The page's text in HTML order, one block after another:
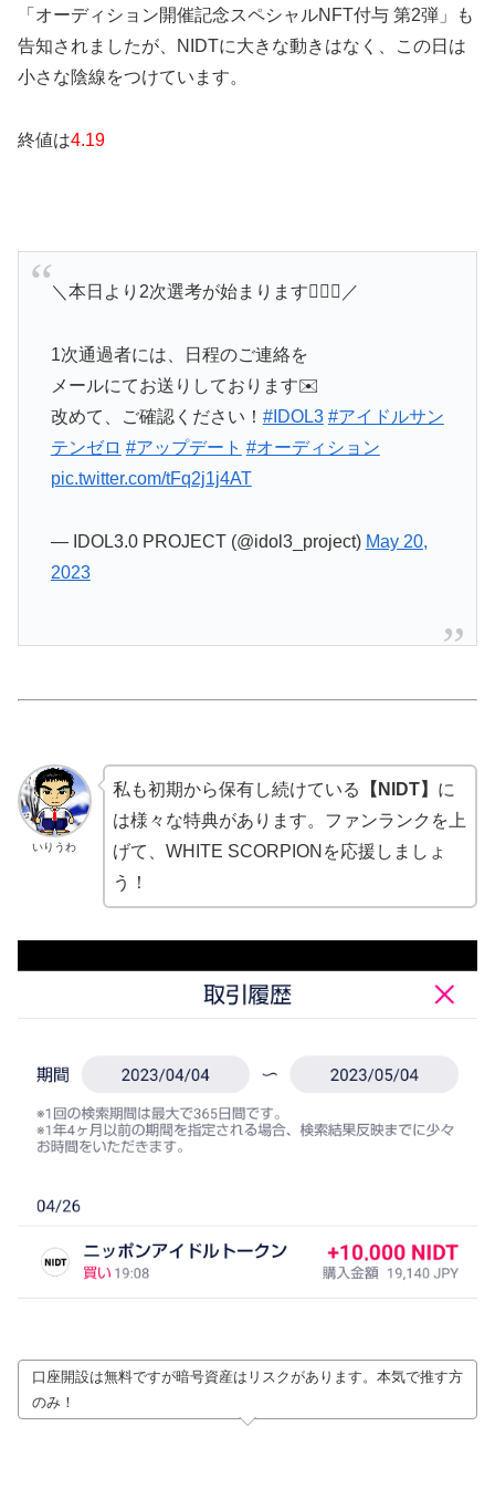
「オーディション開催記念スペシャルNFT付与 第2弾」も
告知されましたが、NIDTに大きな動きはなく、この日は
小さな陰線をつけています。
終値は4.19
＼本日より2次選考が始まります💁‍♀️✨／
1次通過者には、日程のご連絡を
メールにてお送りしております✉️
改めて、ご確認ください！ #IDOL3 #アイドルサン
テンゼロ #アップデート #オーディション
pic.twitter.com/tFq2j1j4AT
— IDOL3.0 PROJECT (@idol3_project) May 20,
2023
いりうわ
私も初期から保有し続けている 【NIDT】 に
は様々な特典があります。ファンランクを上
げて、WHITE SCORPIONを応援しましょ
う！
口座開設は無料ですが暗号資産はリスクがあります。本気で推す方
のみ！